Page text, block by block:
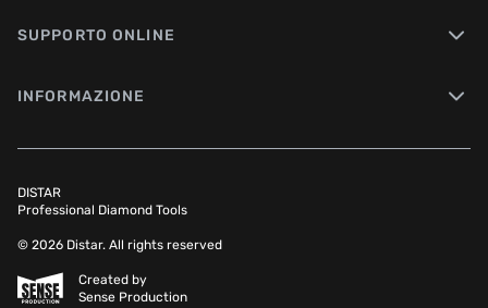
SUPPORTO ONLINE
INFORMAZIONE
DISTAR
Professional Diamond Tools
© 2026 Distar. All rights reserved
Created by
Sense Production